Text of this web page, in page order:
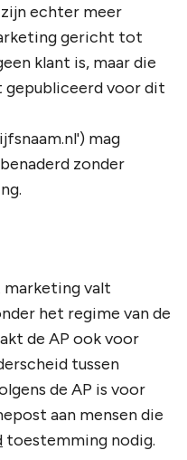
echter meer
gericht tot
klant is, maar die
gepubliceerd voor dit
mag
zonder
marketing valt
het regime van de
de AP ook voor
tussen
de AP is voor
aan mensen die
toestemming nodig.